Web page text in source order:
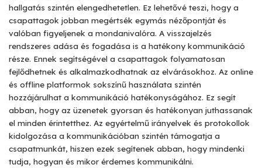
hallgatás szintén elengedhetetlen. Ez lehetővé teszi, hogy a
csapattagok jobban megértsék egymás nézőpontját és
valóban figyeljenek a mondanivalóra. A visszajelzés
rendszeres adása és fogadása is a hatékony kommunikáció
része. Ennek segítségével a csapattagok folyamatosan
fejlődhetnek és alkalmazkodhatnak az elvárásokhoz. Az online
és offline platformok sokszínű használata szintén
hozzájárulhat a kommunikáció hatékonyságához. Ez segít
abban, hogy az üzenetek gyorsan és hatékonyan juthassanak
el minden érintetthez. Az egyértelmű irányelvek és protokollok
kidolgozása a kommunikációban szintén támogatja a
csapatmunkát, hiszen ezek segítenek abban, hogy mindenki
tudja, hogyan és mikor érdemes kommunikálni.